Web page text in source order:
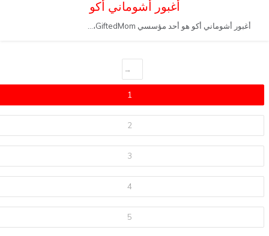
أغبور أشوماني أكو
أغبور أشوماني أكو هو أحد مؤسسي GiftedMom،...
1
2
3
4
5